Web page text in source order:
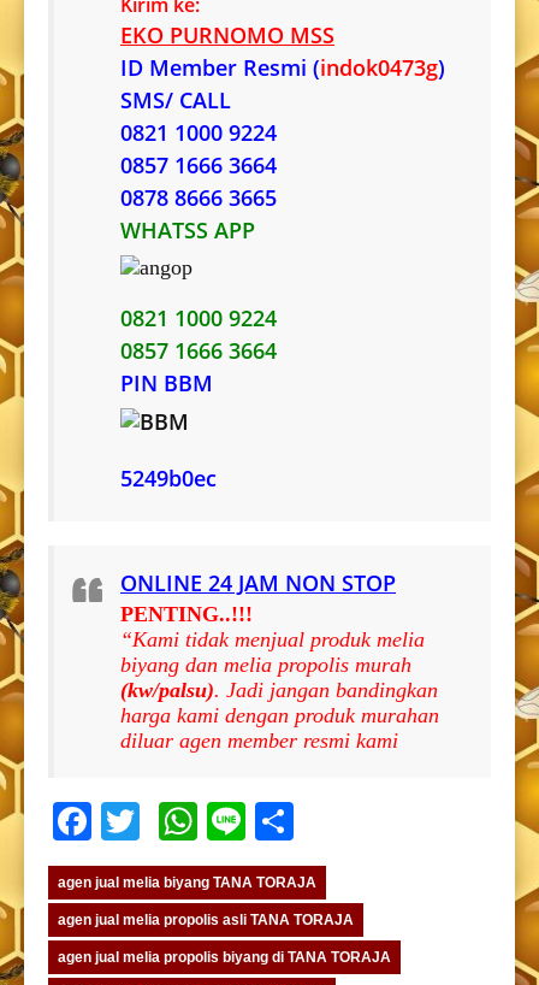
EKO PURNOMO MSS
ID Member Resmi (indok0473g)
SMS/ CALL
0821 1000 9224
0857 1666 3664
0878 8666 3665
WHATSS APP
0821 1000 9224
0857 1666 3664
PIN BBM
5249b0ec
ONLINE 24 JAM NON STOP
PENTING..!!!
“Kami tidak menjual produk melia
biyang dan melia propolis murah
(kw/palsu). Jadi jangan bandingkan
harga kami dengan produk murahan
diluar agen member resmi kami
Facebook
TwitterWhatsApp
Line
agen jual melia biyang TANA TORAJA
agen jual melia propolis asli TANA TORAJA
agen jual melia propolis biyang di TANA TORAJA